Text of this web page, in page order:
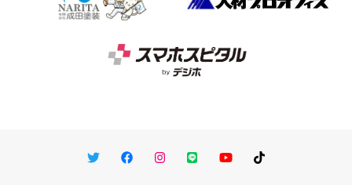
TwitterFacebookInstagram
LINE You TubeTikTok